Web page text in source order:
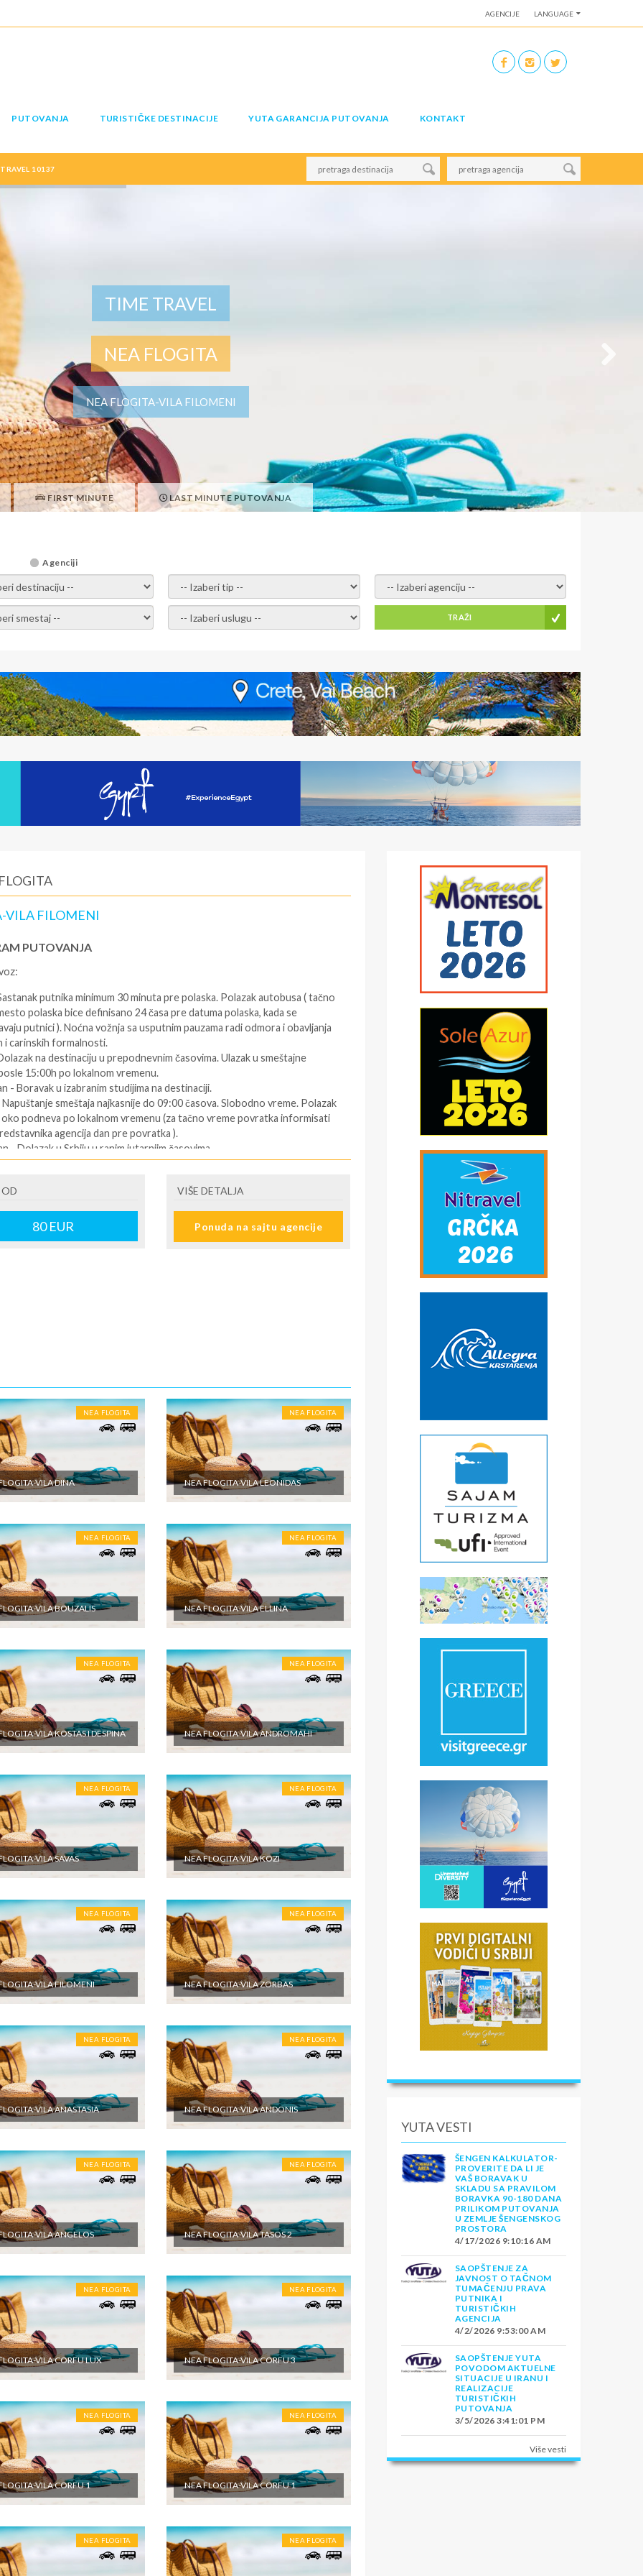
AGENCIJE LANGUAGE
PUTOVANJA TURISTIČKE DESTINACIJE YUTA GARANCIJA PUTOVANJA KONTAKT
10137
TIME TRAVEL
NEA FLOGITA
NEA FLOGITA-VILA FILOMENI
FIRST MINUTE LAST MINUTE PUTOVANJA
Agenciji
destinaciju - - izaberi tip - - izaberi agenciju -
smestaj - - Izaberite uslugu - TRAŽI
VILA FILOMENI
PUTOVANJA
putnika minimum 30 minuta pre polaska. Polazak autobusa ( tačno
polaska bice definisano 24 časa pre datuma polaska, kada se
putnici ). Noćna vožnja sa usputnim pauzama radi odmora i obavljanja
i carinskih formalnosti.
na destinaciju u prepodnevnim časovima. Ulazak u smeštajne
15:00h po lokalnom vremenu.
- Boravak u izabranim studijima na destinaciji.
Napuštanje smeštaja najkasnije do 09:00 časova. Slobodno vreme. Polazak
oko podneva po lokalnom vremenu (za tačno vreme povratka informisati
agencija dan pre povratka ).
- Dolazak u Srbiju u ranim jutarnjim časovima.
se nalazi na vuceru koji se preuzima u agenciji ),kako bi putnik
o smestaju ( broj sobe, spratnost ). Ulaz u smeštajne jedinice,
časova u određeni tip smeštaja prema uplaćenoj rezervaciji.
JE UKLJUČENO
aranžmana obuhvata: - Prevoz turističkim autobusom (visokopodni ili
audio i video opremljenost, klima, wi-fi) ili sopstvenim prevozom do
destinacije - Smeštaj na bazi izabranog broja noćenja u izabranom
studijima/apartmanima; - Usluge predstavnika agencije organizatora
ili inopartnera tokom boravka; - Troškove organizacije i vođstva puta.
NIJE UKLJUČENO
aranžmana ne obuhvata: - U cenu nije uračunata boravišna taksa. Cena
jedinici po danu i plaća se na licu mesta - Međunarodno putno
osiguranje; - Korišćenje klima uređaja (cena na upit) - Individualne i
putnika, kao i sve ostale usluge koje koristi putnik, a nisu
programom putovanja, a naprave se u toku puta i u toku boravka u
80EUR
VIŠE DETALJA
Ponuda na sajtu agencije
NEA FLOGITA
VILA DINA
NEA FLOGITA
NEA FLOGITA-VILA LEONIDAS
NEA FLOGITA
VILA BOUZALIS
NEA FLOGITA
NEA FLOGITA-VILA ELLINA
NEA FLOGITA
VILA KOSTAS I DESPINA
NEA FLOGITA
NEA FLOGITA-VILA ANDROMAHI
NEA FLOGITA
VILA SAVAS
NEA FLOGITA
NEA FLOGITA-VILA KOZI
NEA FLOGITA
VILA FILOMENI
NEA FLOGITA
NEA FLOGITA-VILA ZORBAS
NEA FLOGITA
VILA ANASTASIA
NEA FLOGITA
NEA FLOGITA-VILA ANDONIS
NEA FLOGITA
VILA ANGELOS
NEA FLOGITA
NEA FLOGITA-VILA TASOS 2
NEA FLOGITA
VILA CORFU LUX
NEA FLOGITA
NEA FLOGITA-VILA CORFU 3
NEA FLOGITA
VILA CORFU 1
NEA FLOGITA
NEA FLOGITA-VILA CORFU 1
NEA FLOGITA NEA FLOGITA
YUTA VESTI
ŠENGEN KALKULATOR-
PROVERITE DA LI JE
VAŠ BORAVAK U
SKLADU SA PRAVILOM
BORAVKA 90-180 DANA
PRILIKOM PUTOVANJA
U ZEMLJE ŠENGENSKOG
PROSTORA
4/17/2026 9:10:16 AM
SAOPŠTENJE ZA
JAVNOST O TAČNOM
TUMAČENJU PRAVA
PUTNIKA I
TURISTIČKIH
AGENCIJA
4/2/2026 9:53:00 AM
SAOPŠTENJE YUTA
POVODOM AKTUELNE
SITUACIJE U IRANU I
REALIZACIJE
TURISTIČKIH
PUTOVANJA
3/5/2026 3:41:01 PM
Više vesti